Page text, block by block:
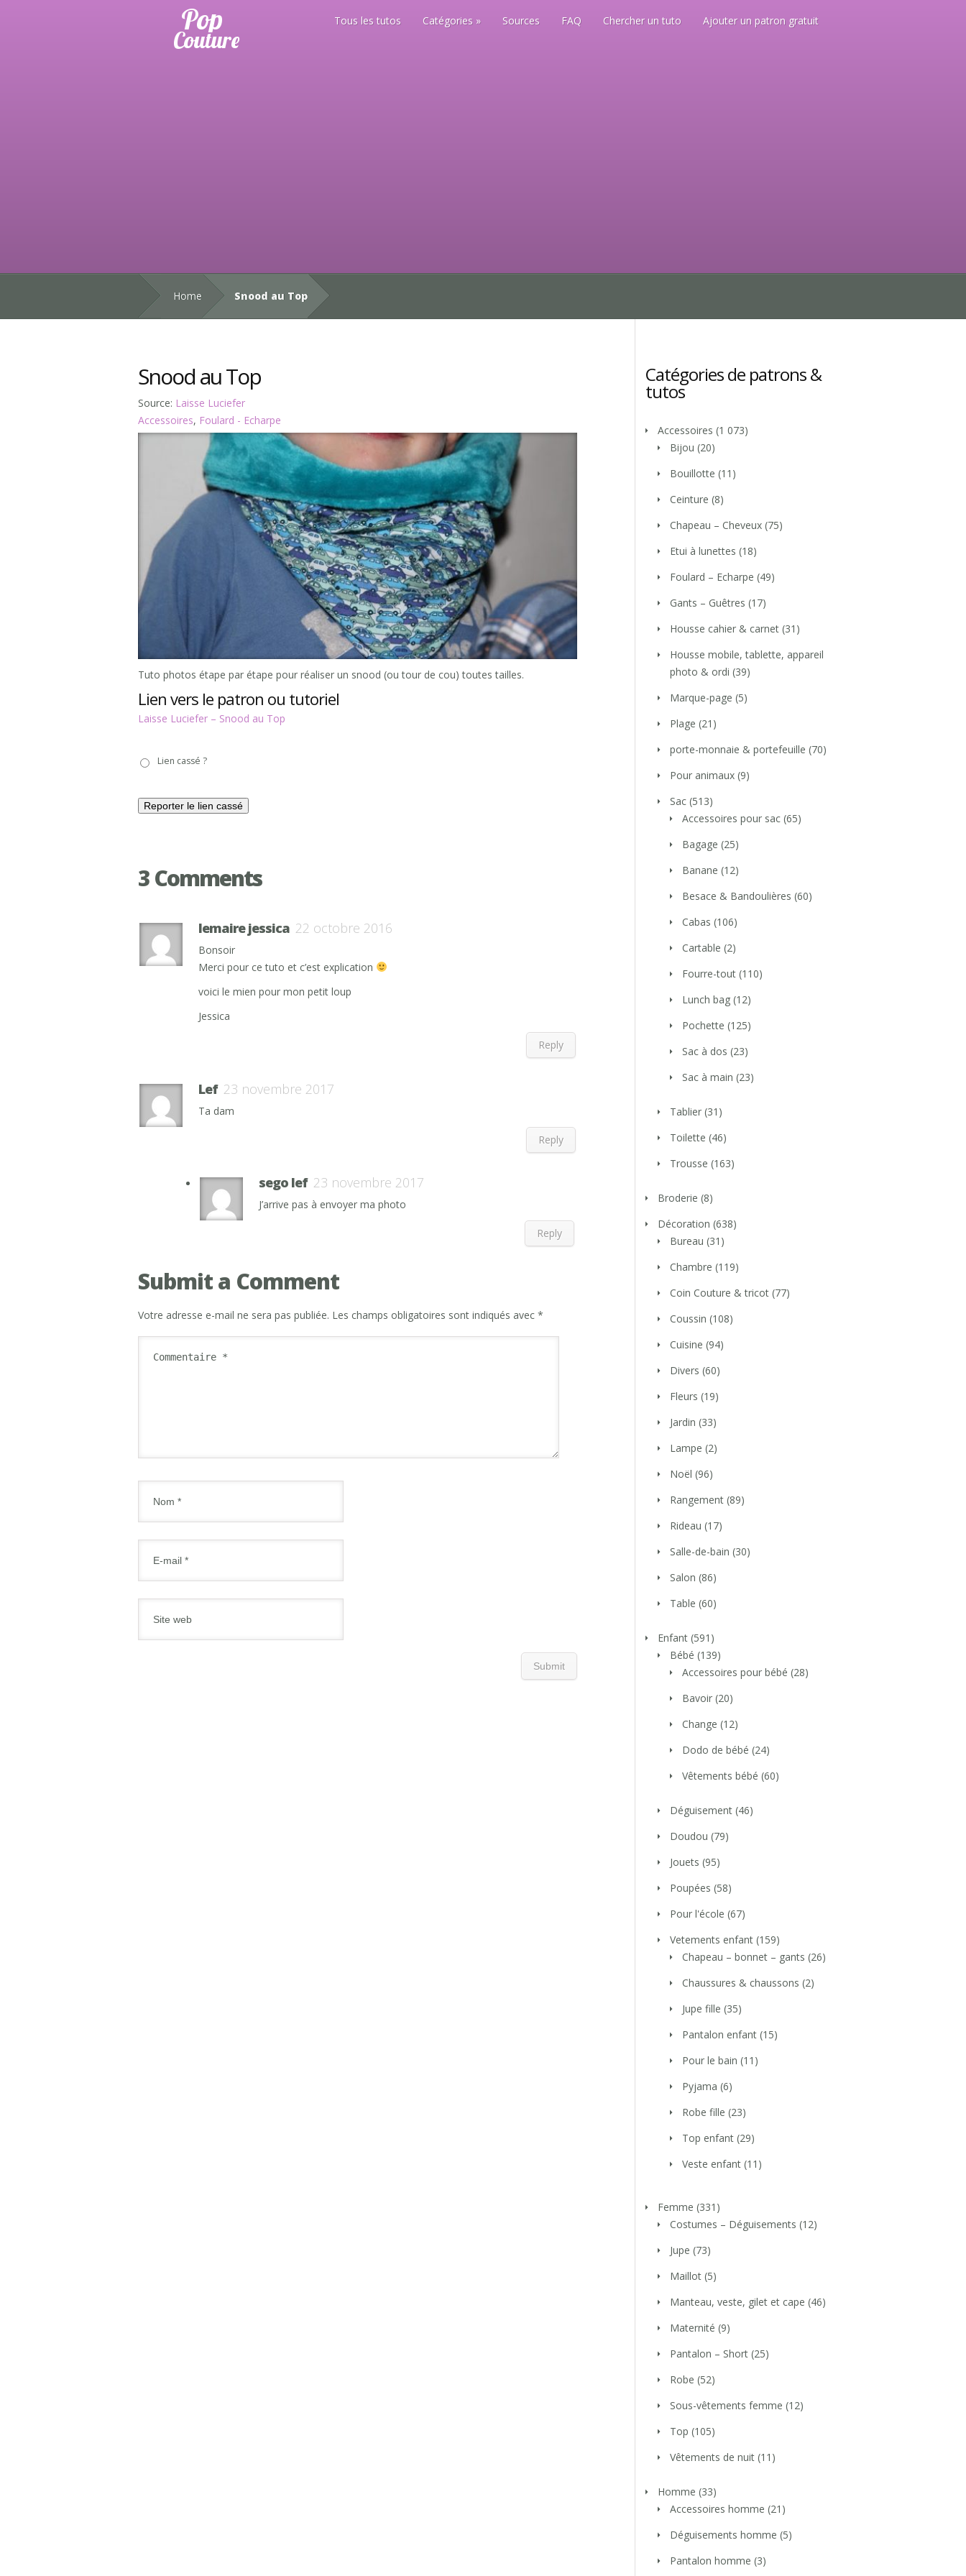
Tous les tutos Catégories Sources FAQ Chercher un tuto Ajouter un patron gratuit
Home Snood au Top
Snood au Top
Source: Laisse Luciefer
Accessoires, Foulard - Echarpe
Tuto photos étape par étape pour réaliser un snood (ou tour de cou) toutes tailles.
Lien vers le patron ou tutoriel
Laisse Luciefer – Snood au Top
casséLien cassé ?
3 Comments
lemaire jessica 22 octobre 2016
Bonsoir
Merci pour ce tuto et c’est explication
voici le mien pour mon petit loup
Jessica
Reply
Lef 23 novembre 2017
Ta dam
Reply
sego lef 23 novembre 2017
J’arrive pas à envoyer ma photo
Reply
Submit a Comment
Votre adresse e-mail ne sera pas publiée. Les champs obligatoires sont indiqués avec *
Catégories de patrons &
tutos
Accessoires (1 073)
Bijou (20)
Bouillotte (11)
Ceinture (8)
Chapeau – Cheveux (75)
Etui à lunettes (18)
Foulard – Echarpe (49)
Gants – Guêtres (17)
Housse cahier & carnet (31)
Housse mobile, tablette, appareil
photo & ordi (39)
Marque-page (5)
Plage (21)
porte-monnaie & portefeuille (70)
Pour animaux (9)
Sac (513)
Accessoires pour sac (65)
Bagage (25)
Banane (12)
Besace & Bandoulières (60)
Cabas (106)
Cartable (2)
Fourre-tout (110)
Lunch bag (12)
Pochette (125)
Sac à dos (23)
Sac à main (23)
Tablier (31)
Toilette (46)
Trousse (163)
Broderie (8)
Décoration (638)
Bureau (31)
Chambre (119)
Coin Couture & tricot (77)
Coussin (108)
Cuisine (94)
Divers (60)
Fleurs (19)
Jardin (33)
Lampe (2)
Noël (96)
Rangement (89)
Rideau (17)
Salle-de-bain (30)
Salon (86)
Table (60)
Enfant (591)
Bébé (139)
Accessoires pour bébé (28)
Bavoir (20)
Change (12)
Dodo de bébé (24)
Vêtements bébé (60)
Déguisement (46)
Doudou (79)
Jouets (95)
Poupées (58)
Pour l'école (67)
Vetements enfant (159)
Chapeau – bonnet – gants (26)
Chaussures & chaussons (2)
Jupe fille (35)
Pantalon enfant (15)
Pour le bain (11)
Pyjama (6)
Robe fille (23)
Top enfant (29)
Veste enfant (11)
Femme (331)
Costumes – Déguisements (12)
Jupe (73)
Maillot (5)
Manteau, veste, gilet et cape (46)
Maternité (9)
Pantalon – Short (25)
Robe (52)
Sous-vêtements femme (12)
Top (105)
Vêtements de nuit (11)
Homme (33)
Accessoires homme (21)
Déguisements homme (5)
Pantalon homme (3)